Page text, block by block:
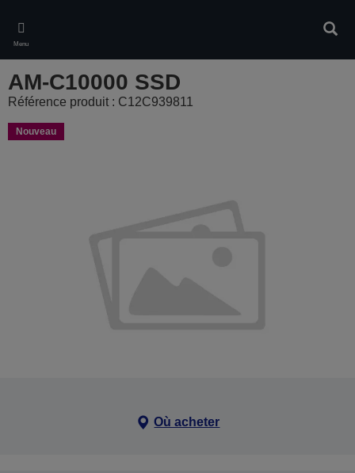
main
content
Menu
AM-C10000 SSD
Référence produit : C12C939811
Nouveau
Où acheter